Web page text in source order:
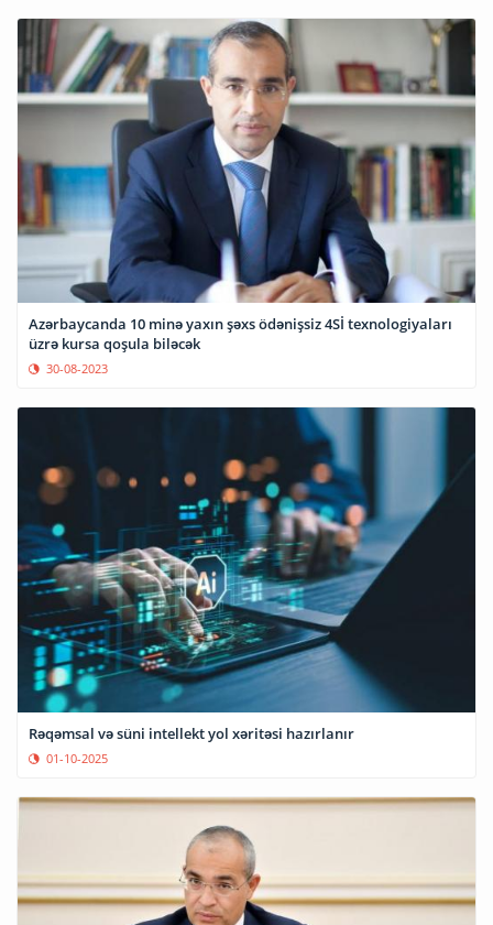
Azərbaycanda 10 minə yaxın şəxs ödənişsiz 4Sİ texnologiyaları
üzrə kursa qoşula biləcək
30-08-2023
Rəqəmsal və süni intellekt yol xəritəsi hazırlanır
01-10-2025